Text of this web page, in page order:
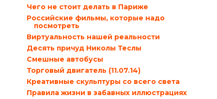
Чего не стоит делать в Париже
Российские фильмы, которые надо
посмотреть
Виртуальность нашей реальности
Десять причуд Николы Теслы
Смешные автобусы
Торговый двигатель (11.07.14)
Креативные скульптуры со всего света
Правила жизни в забавных иллюстрациях